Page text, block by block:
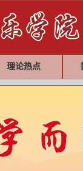
理论热点